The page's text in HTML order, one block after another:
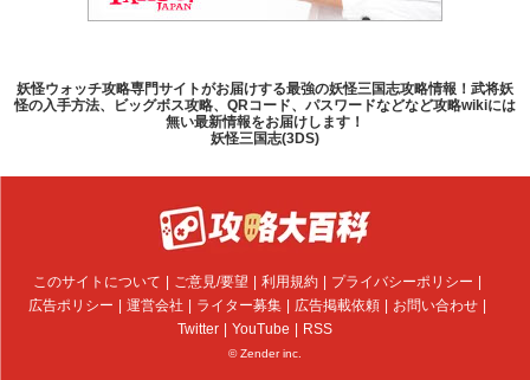
妖怪ウォッチ攻略専門サイトがお届けする最強の妖怪三国志攻略情報！武将妖
怪の入手方法、ビッグボス攻略、QRコード、パスワードなどなど攻略wikiには
無い最新情報をお届けします！
妖怪三国志(3DS)
このサイトについて ご意見/要望 利用規約
プライバシーポリシー
広告ポリシー
運営会社 ライター募集 広告掲載依頼
お問い合わせ
Twitter
YouTube RSS
© Zender inc.